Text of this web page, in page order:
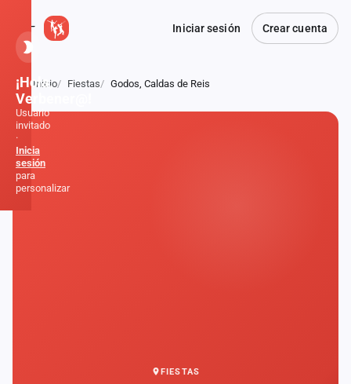
Iniciar sesión Crear cuenta
Atrás
Inicio Fiestas Godos, Caldas de Reis
FIESTAS
¡Hola,
Verbener@!
Usuario
invitado
·
Inicia
sesión
para
personalizar